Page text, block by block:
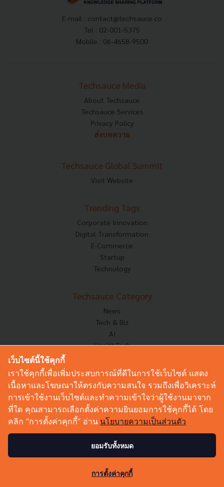
E-mail : contact@techsauce.co
Tel : 02-001-5375
Mobile : 06-4658-9500
Techsauce Media
About Techsauce
Techsauce Services
Privacy Policy
ส่งบทความ
Techsauce Global Summit
Visit Website
Trending Tags
Corporate Innovation
Digital Transformation
E-Commerce
Startup
Technology
Techsauce Category
News
Tech & Biz
AI
HealthTech
Corp Innov
Saucy Thoughts
Based On
Sustainable
Videos
Podcast
© Copyright 2026 :Techsauce All rights reserved.
เว็บไซต์นี้ใช้คุกกี้
เราใช้คุกกี้เพื่อเพิ่มประสบการณ์ที่ดีในการใช้เว็บไซต์ แสดง
เนื้อหาและโฆษณาให้ตรงกับความสนใจ รวมถึงเพื่อวิเคราะห์
การเข้าใช้งานเว็บไซต์และทำความเข้าใจว่าผู้ใช้งานมาจาก
ที่ใด คุณสามารถเลือกตั้งค่าความยินยอมการใช้คุกกี้ได้ โดย
คลิก “การตั้งค่าคุกกี้” อ่าน นโยบายความเป็นส่วนตัว
ยอมรับทั้งหมด
การตั้งค่าคุกกี้